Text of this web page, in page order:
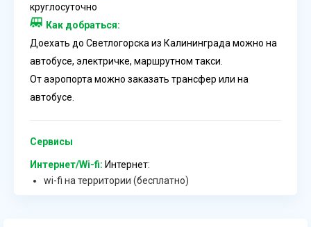
круглосуточно
Как добраться:
Доехать до Светлогорска из Калининграда можно на
автобусе, электричке, маршрутном такси.
От аэропорта можно заказать трансфер или на
автобусе.
Сервисы
Интернет/Wi-fi: Интернет:
wi-fi на территории (бесплатно)